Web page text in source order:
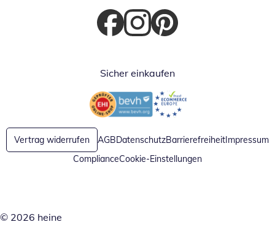
Öffnet in neuem Fenster
Öffnet in neuem Fenster
Öffnet in neuem Fenster
Sicher einkaufen
Öffnet in neuem FensterÖffnet in neuem Fenster
Vertrag widerrufen AGBDatenschutzBarrierefreiheitImpressum
ComplianceCookie-Einstellungen
© 2026 heine